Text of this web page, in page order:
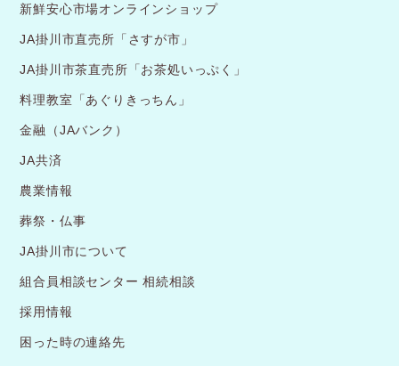
新鮮安心市場オンラインショップ
JA掛川市直売所「さすが市」
JA掛川市茶直売所「お茶処いっぷく」
料理教室「あぐりきっちん」
金融（JAバンク）
JA共済
農業情報
葬祭・仏事
JA掛川市について
組合員相談センター 相続相談
採用情報
困った時の連絡先